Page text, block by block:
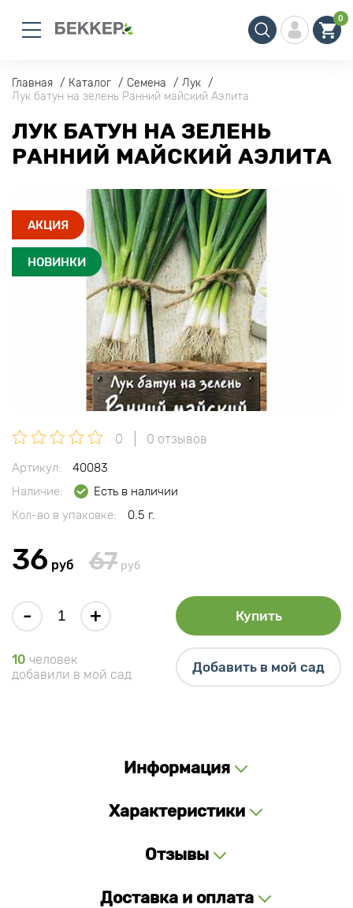
0
Главная Каталог Семена
Лук
Лук батун на зелень Ранний майский Аэлита
ЛУК БАТУН НА ЗЕЛЕНЬ
РАННИЙ МАЙСКИЙ АЭЛИТА
АКЦИЯ
НОВИНКИ
0 0 отзывов
Артикул:
40083
Наличие:
Есть в наличии
Кол-во в упаковке:
0.5 г.
36 руб 67 руб
- + Купить
10 человек
добавили в мой сад
Добавить в мой сад
Информация
Характеристики
Отзывы
Доставка и оплата